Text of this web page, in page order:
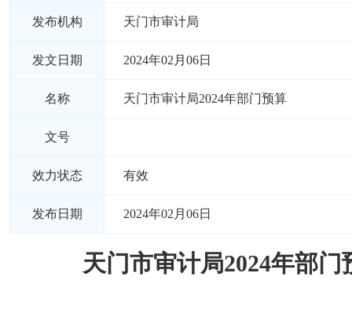
发布机构 天门市审计局
发文日期 2024年02月06日
名称 天门市审计局2024年部门预算
文号
效力状态 有效
发布日期 2024年02月06日
天门市审计局2024年部门